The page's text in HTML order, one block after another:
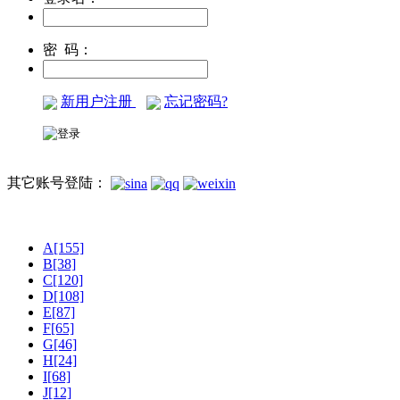
密 码：
新用户注册 忘记密码?
其它账号登陆：
A[155]
B[38]
C[120]
D[108]
E[87]
F[65]
G[46]
H[24]
I[68]
J[12]